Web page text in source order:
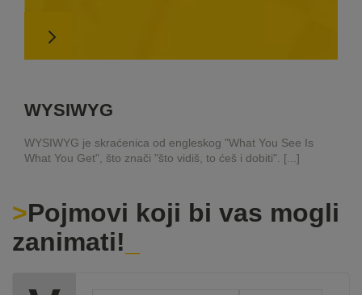
WYSIWYG
WYSIWYG je skraćenica od engleskog "What You See Is
What You Get", što znači "što vidiš, to ćeš i dobiti". [...]
Pojmovi koji bi vas mogli
zanimati!